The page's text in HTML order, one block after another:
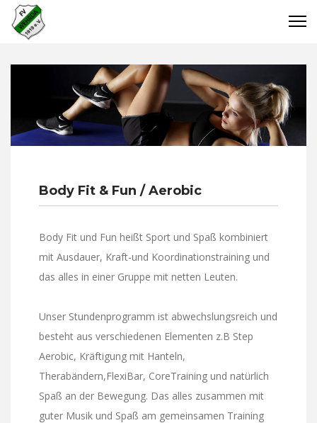
Body Fit & Fun / Aerobic
Body Fit und Fun heißt Sport und Spaß kombiniert
mit Ausdauer, Kraft-und Koordinationstraining und
das alles in einer Gruppe mit netten Leuten.
Unser Stundenprogramm ist abwechslungsreich und
besteht aus verschiedenen Elementen z.B Step
Aerobic, Kräftigung mit Hanteln,
Therabändern,FlexiBar, CoreTraining und natürlich
Spaß an der Bewegung. Das alles zusammen mit
guter Musik und Spaß am gemeinsamen Training